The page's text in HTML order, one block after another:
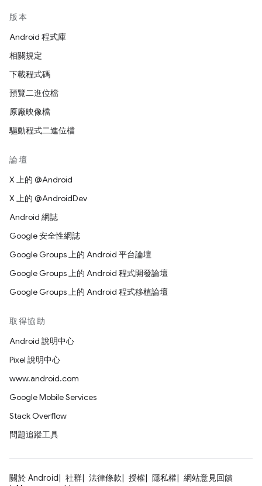
版本
Android 程式庫
相關規定
下載程式碼
預覽二進位檔
原廠映像檔
驅動程式二進位檔
論壇
X 上的 @Android
X 上的 @AndroidDev
Android 網誌
Google 安全性網誌
Google Groups 上的 Android 平台論壇
Google Groups 上的 Android 程式開發論壇
Google Groups 上的 Android 程式移植論壇
取得協助
Android 說明中心
Pixel 說明中心
www.android.com
Google Mobile Services
Stack Overflow
問題追蹤工具
關於 Android 社群 法律條款 授權 隱私權
網站意見回饋